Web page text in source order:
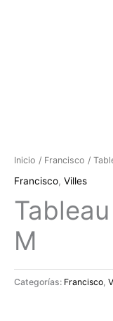
Inicio / Francisco /
Francisco, Villes
M
Categorías: Francisco